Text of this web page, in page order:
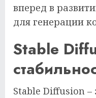
вперед в
для генерации
Stable
Stable Diffusion –